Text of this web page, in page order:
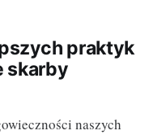
praktyk
skarby
naszych